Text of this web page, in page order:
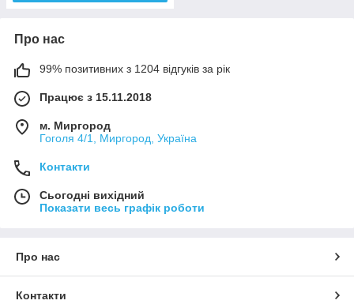
Про нас
99% позитивних з 1204 відгуків за рік
Працює з 15.11.2018
м. Миргород
Гоголя 4/1, Миргород, Україна
Контакти
Сьогодні вихідний
Показати весь графік роботи
Про нас
Контакти